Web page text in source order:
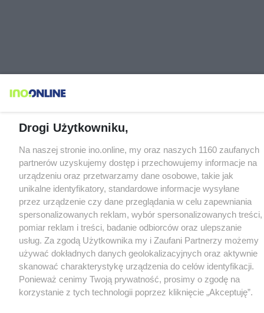
Drogi Użytkowniku,
Na naszej stronie ino.online, my oraz naszych 1160 zaufanych
partnerów uzyskujemy dostęp i przechowujemy informacje na
urządzeniu oraz przetwarzamy dane osobowe, takie jak
unikalne identyfikatory, standardowe informacje wysyłane
przez urządzenie czy dane przeglądania w celu zapewniania
spersonalizowanych reklam, wybór spersonalizowanych treści,
pomiar reklam i treści, badanie odbiorców oraz ulepszanie
usług. Za zgodą Użytkownika my i Zaufani Partnerzy możemy
używać dokładnych danych geolokalizacyjnych oraz aktywnie
skanować charakterystykę urządzenia do celów identyfikacji.
Ponieważ cenimy Twoją prywatność, prosimy o zgodę na
korzystanie z tych technologii poprzez kliknięcie „Akceptuję”.